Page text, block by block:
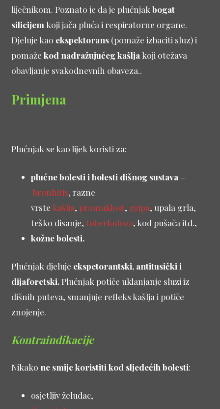
liječnikom. Poznato je da je plućnjakbogat
silicijem koji jača pluća i respiratorne organe.
Djeluje kao ekspektorans (pomaže izbaciti sluz) i
pomažekod nadražujućeg kašlja koji otežava
obavljanje svakodnevnih obaveza..
Primjena
Plućnjak se kao lijek koristi za:
plućne bolesti i bolesti dišnog sustava –
bronhitis, razne
vrste kašlja, promuklost, gripa, upala grla,
teško disanje,tuberkuloza, kod pušača itd.,
kožne bolesti.
Plućnjak djeluje ekspetorantski, antitusički i
dijaforetski. Plućnjak potiče uklanjanje sluzi iz
dišnih puteva, smanjuje refleks kašlja i potiče
znojenje.
Kontraindikacije
Nikako ne smije koristiti kod sljedećih bolesti:
osjetljiv želudac,